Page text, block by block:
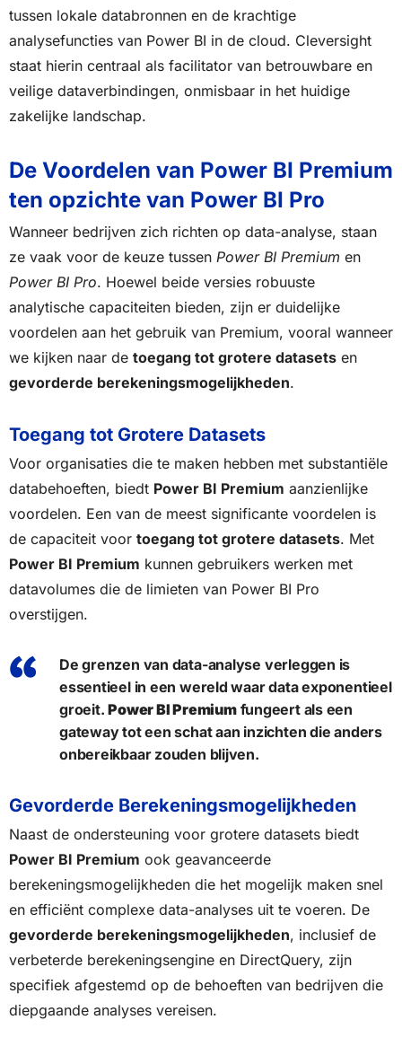
tussen lokale databronnen en de krachtige
analysefuncties van Power BI in de cloud. Cleversight
staat hierin centraal als facilitator van betrouwbare en
veilige dataverbindingen, onmisbaar in het huidige
zakelijke landschap.
De Voordelen van Power BI Premium
ten opzichte van Power BI Pro
Wanneer bedrijven zich richten op data-analyse, staan
ze vaak voor de keuze tussen Power BI Premium en
Power BI Pro. Hoewel beide versies robuuste
analytische capaciteiten bieden, zijn er duidelijke
voordelen aan het gebruik van Premium, vooral wanneer
we kijken naar de toegang tot grotere datasets en
gevorderde berekeningsmogelijkheden.
Toegang tot Grotere Datasets
Voor organisaties die te maken hebben met substantiële
databehoeften, biedt Power BI Premium aanzienlijke
voordelen. Een van de meest significante voordelen is
de capaciteit voor toegang tot grotere datasets. Met
Power BI Premium kunnen gebruikers werken met
datavolumes die de limieten van Power BI Pro
overstijgen.
De grenzen van data-analyse verleggen is
essentieel in een wereld waar data exponentieel
groeit.Power BI Premiumfungeert als een
gateway tot een schat aan inzichten die anders
onbereikbaar zouden blijven.
Gevorderde Berekeningsmogelijkheden
Naast de ondersteuning voor grotere datasets biedt
Power BI Premium ook geavanceerde
berekeningsmogelijkheden die het mogelijk maken snel
en efficiënt complexe data-analyses uit te voeren. De
gevorderde berekeningsmogelijkheden, inclusief de
verbeterde berekeningsengine en DirectQuery, zijn
specifiek afgestemd op de behoeften van bedrijven die
diepgaande analyses vereisen.